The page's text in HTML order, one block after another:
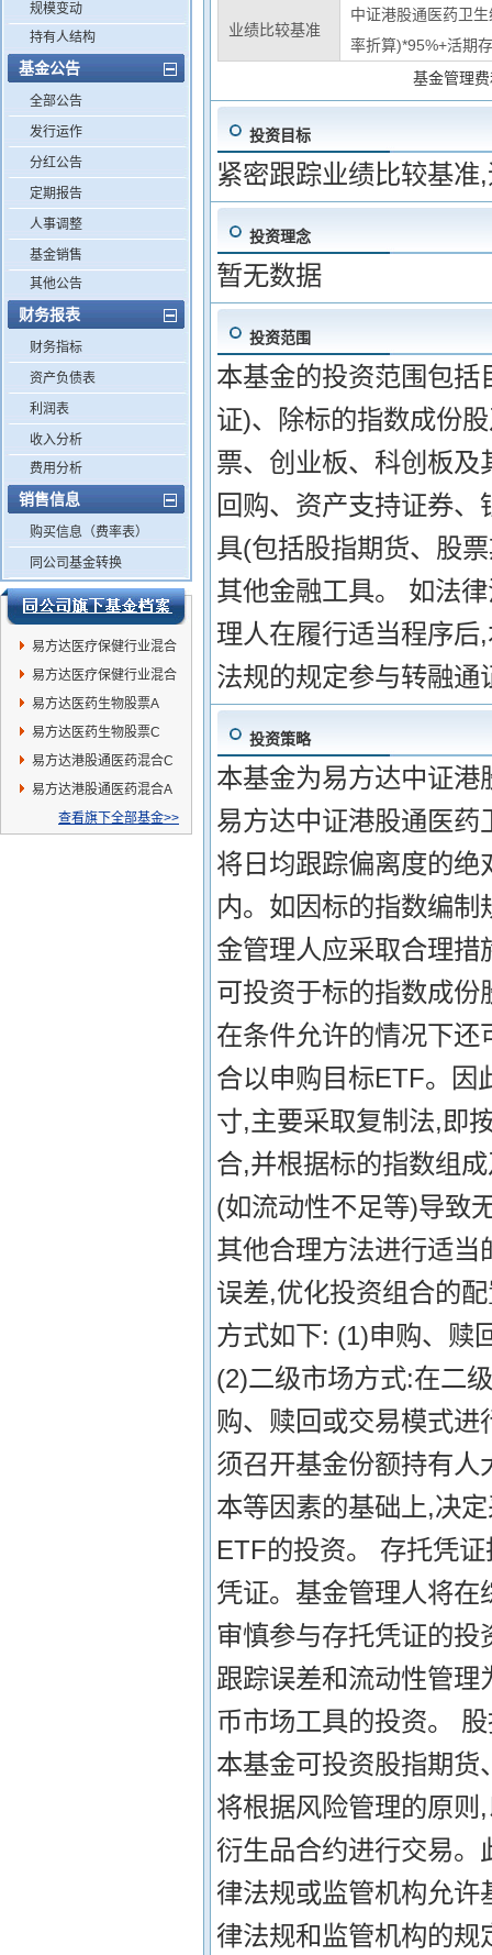
规模变动
持有人结构
基金公告
全部公告
发行运作
分红公告
定期报告
人事调整
基金销售
其他公告
财务报表
财务指标
资产负债表
利润表
收入分析
费用分析
销售信息
购买信息（费率表）
同公司基金转换
易方达医疗保健行业混合
C
易方达医疗保健行业混合
A
易方达医药生物股票A
易方达医药生物股票C
易方达港股通医药混合C
易方达港股通医药混合A
查看旗下全部基金>>
业绩比较基准
中证港股通医药卫
率折算)*95%+活期
基金管理
投资目标
紧密跟踪业绩比较基
投资理念
暂无数据
投资范围
本基金的投资范围包
证)、除标的指数成份
票、创业板、科创板
回购、资产支持证券
具(包括股指期货、股
其他金融工具。 如法
理人在履行适当程序
法规的规定参与转融
投资策略
本基金为易方达中证
易方达中证港股通医
将日均跟踪偏离度的绝
内。如因标的指数编
金管理人应采取合理
可投资于标的指数成
在条件允许的情况下
合以申购目标ETF。因
寸,主要采取复制法,即
合,并根据标的指数组
(如流动性不足等)导致
其他合理方法进行适
误差,优化投资组合的
方式如下: (1)申购、赎
(2)二级市场方式:在二
购、赎回或交易模式
须召开基金份额持有
本等因素的基础上,决
ETF的投资。 存托凭
凭证。基金管理人将
审慎参与存托凭证的
跟踪误差和流动性管
币市场工具的投资。
本基金可投资股指期
将根据风险管理的原
衍生品合约进行交易
律法规或监管机构允
律法规和监管机构的